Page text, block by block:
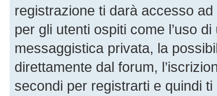
registrazione ti darà accesso
per gli utenti ospiti come l’uso
messaggistica privata, la
direttamente dal forum,
secondi per registrarti e quindi